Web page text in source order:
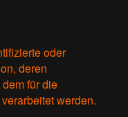
oder
deren
für die
werden.